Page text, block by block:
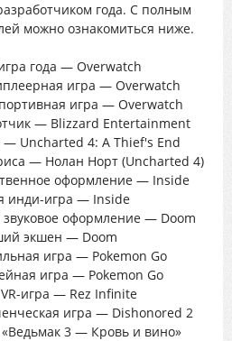
года. С полным
можно ознакомиться ниже.
года — Overwatch
игра — Overwatch
игра — Overwatch
— Blizzard Entertainment
Uncharted 4: A Thief's End
— Нолан Норт (Uncharted 4)
оформление — Inside
инди-игра — Inside
оформление — Doom
экшен — Doom
игра — Pokemon Go
игра — Pokemon Go
игра — Rez Infinite
игра — Dishonored 2
3 — Кровь и вино»